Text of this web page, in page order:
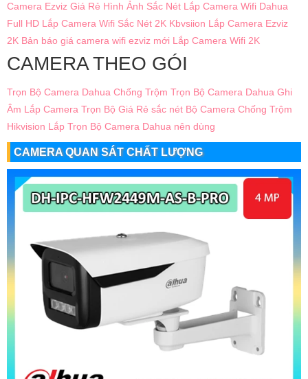
Camera Ezviz Giá Rẻ Hình Ảnh Sắc Nét Lắp Camera Wifi Dahua
Full HD Lắp Camera Wifi Sắc Nét 2K Kbvsiion Lắp Camera Ezviz
2K Bản báo giá camera wifi ezviz mới Lắp Camera Wifi 2K
CAMERA THEO GÓI
Trọn Bộ Camera Dahua Chống Trộm Trọn Bộ Camera Dahua Ghi
Âm Lắp Camera Trọn Bộ Giá Rẻ sắc nét Bộ Camera Chống Trộm
Hikvision Lắp Trọn Bộ Camera Dahua nên dùng
CAMERA QUAN SÁT CHẤT LƯỢNG